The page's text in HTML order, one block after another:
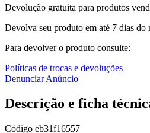
Devolução gratuita para produtos
Devolva seu produto em até 7 dias do
Para devolver o produto consulte:
Políticas de trocas e devoluções
Denunciar Anúncio
Descrição e ficha
Código eb31f16557